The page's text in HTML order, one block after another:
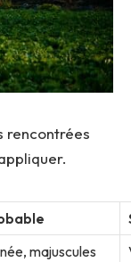
rencontrées
majuscules